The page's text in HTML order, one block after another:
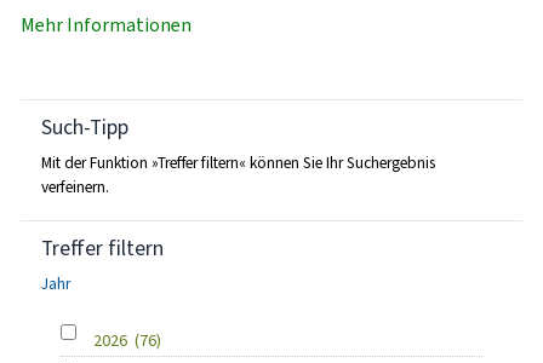
Mehr Informationen
Such-Tipp
Mit der Funktion »Treffer filtern« können Sie Ihr Suchergebnis
verfeinern.
Treffer filtern
Jahr
2026 (76)